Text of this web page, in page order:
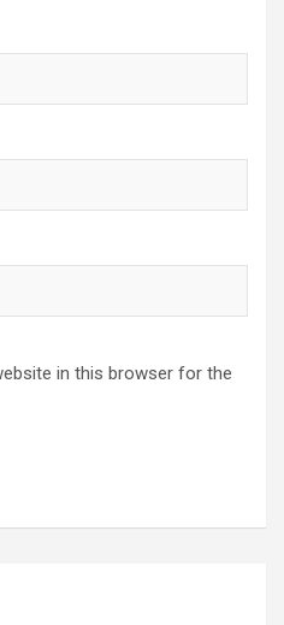
in this browser for the